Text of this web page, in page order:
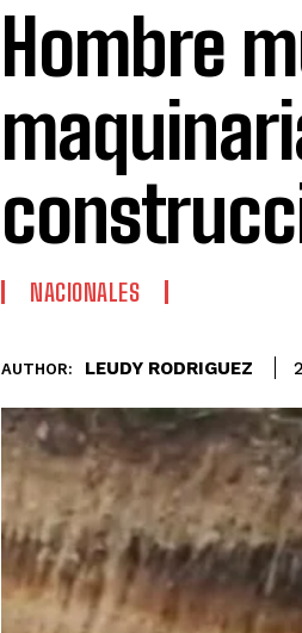
Hombre
NACIONALES
AUTHOR: LEUDY RODRIGUEZ